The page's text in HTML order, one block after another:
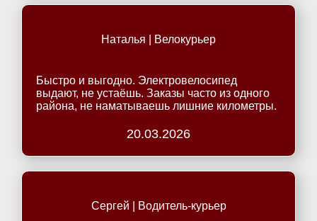
Наталья | Велокурьер
Быстро и выгодно. Электровелосипед
выдают, не устаёшь. Заказы часто из одного
района, не наматываешь лишние километры.
20.03.2026
Сергей | Водитель-курьер